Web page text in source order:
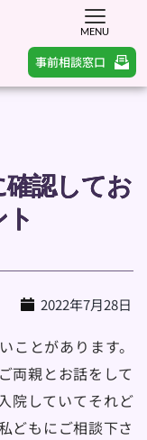
MENU
事前相談窓口
認してお
2022年7月28日
とがあります。
両親とお話をして
院していてそれど
どもにご相談下さ